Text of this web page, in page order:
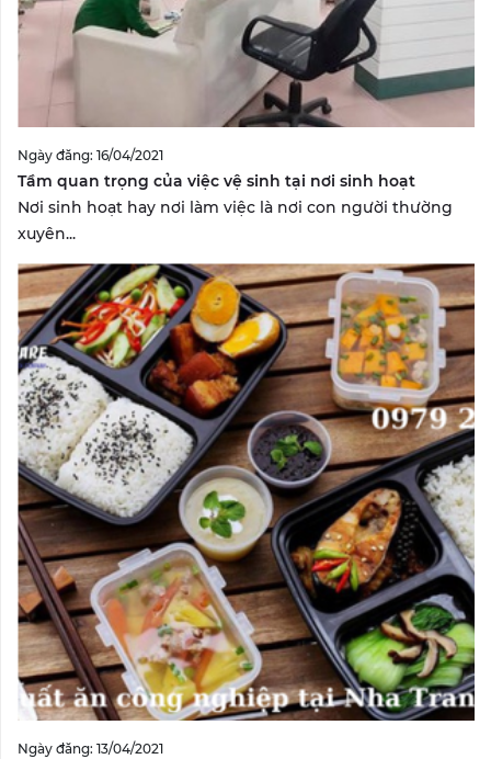
Ngày đăng: 16/04/2021
Tầm quan trọng của việc vệ sinh tại nơi sinh hoạt
Nơi sinh hoạt hay nơi làm việc là nơi con người thường
xuyên...
Ngày đăng: 13/04/2021